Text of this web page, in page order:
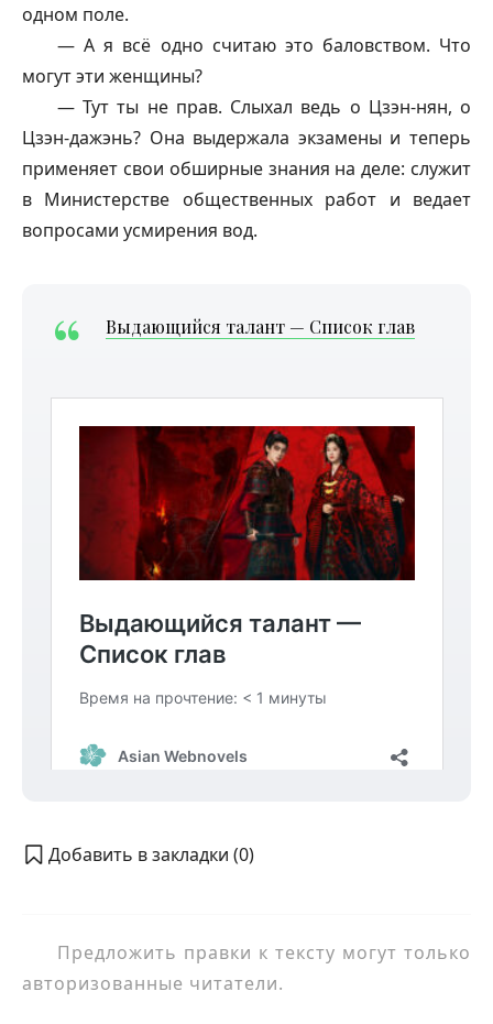
одном поле.
— А я всё одно считаю это баловством. Что
могут эти женщины?
— Тут ты не прав. Слыхал ведь о Цзэн-нян, о
Цзэн-дажэнь? Она выдержала экзамены и теперь
применяет свои обширные знания на деле: служит
в Министерстве общественных работ и ведает
вопросами усмирения вод.
Выдающийся талант — Список глав
Добавить в закладки (0)
Предложить правки к тексту могут только
авторизованные читатели.